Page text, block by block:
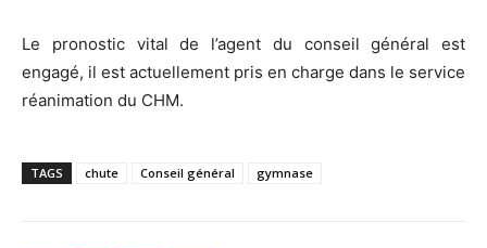
Le pronostic vital de l’agent du conseil général est
engagé, il est actuellement pris en charge dans le service
réanimation du CHM.
TAGS chute Conseil général gymnase